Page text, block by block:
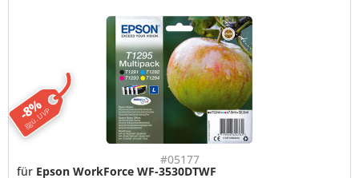
-8%
ggü. UVP
#05177
für Epson WorkForce WF-3530DTWF